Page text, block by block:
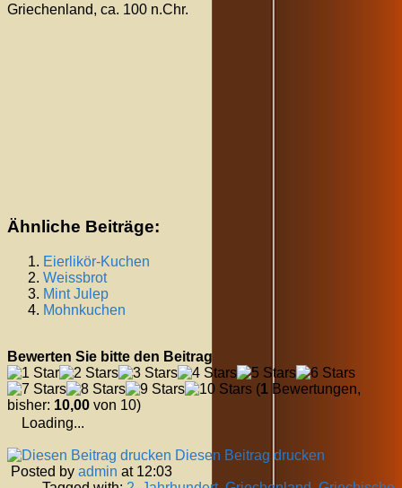
Griechenland, ca. 100 n.Chr.
Ähnliche Beiträge:
Eierlikör-Kuchen
Weissbrot
Mint Julep
Mohnkuchen
Bewerten Sie bitte den Beitrag
(1 Bewertungen,
bisher: 10,00 von 10)
Loading...
Diesen Beitrag drucken
Posted by admin at 12:03